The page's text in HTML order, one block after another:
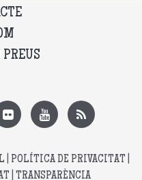
POLÍTICA DE PRIVACITAT
TRANSPARÈNCIA